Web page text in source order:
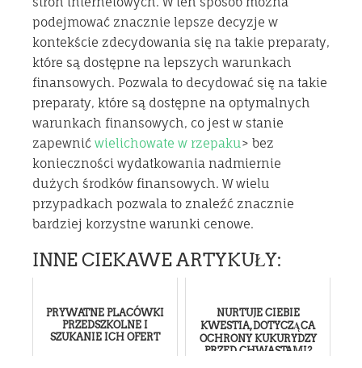
podejmować znacznie lepsze decyzje w
kontekście zdecydowania się na takie preparaty,
które są dostępne na lepszych warunkach
finansowych. Pozwala to decydować się na takie
preparaty, które są dostępne na optymalnych
warunkach finansowych, co jest w stanie
zapewnić wielichowate w rzepaku> bez
konieczności wydatkowania nadmiernie
dużych środków finansowych. W wielu
przypadkach pozwala to znaleźć znacznie
bardziej korzystne warunki cenowe.
INNE CIEKAWE ARTYKUŁY:
PRYWATNE PLACÓWKI
PRZEDSZKOLNE I
SZUKANIE ICH OFERT
NURTUJE CIEBIE
KWESTIA, DOTYCZĄCA
OCHRONY KUKURYDZY
PRZED CHWASTAMI?